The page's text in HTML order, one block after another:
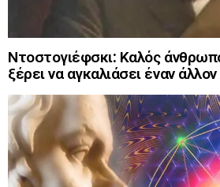
Ντοστογιέφσκι: Καλός
ξέρει να αγκαλιάσει έναν